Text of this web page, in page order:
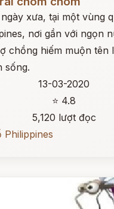
xưa, tại một vùng
nơi gần với ngọn
chồng hiếm muộn tên
sống.
13-03-2020
⭐ 4.8
5,120 lượt đọc
Philippines